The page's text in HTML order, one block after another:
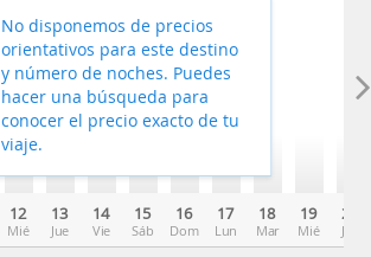
12
Mié
13
Jue
14
Vie
15
Sáb
16
Dom
17
Lun
18
Mar
19
Mié
20
Jue
No disponemos de precios
orientativos para este destino
y número de noches. Puedes
hacer una búsqueda para
conocer el precio exacto de tu
viaje.